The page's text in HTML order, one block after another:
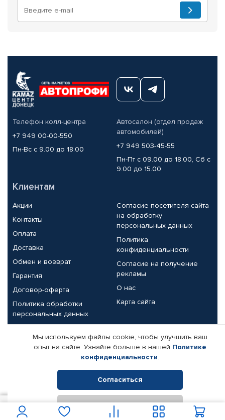
Телефон колл-центра
+7 949 00-00-550
Пн-Вс с 9.00 до 18.00
Автосалон (отдел продаж
автомобилей)
+7 949 503-45-55
Пн-Пт с 09.00 до 18.00, Сб с
9.00 до 15.00
Клиентам
Акции
Контакты
Оплата
Доставка
Обмен и возврат
Гарантия
Договор-оферта
Политика обработки
персональных данных
Согласие посетителя сайта
на обработку
персональных данных
Политика
конфиденциальности
Согласие на получение
рекламы
О нас
Карта сайта
Партнерам
Корпоративным клиентам
Поставщикам
Реквизиты компании
© КАМАЗ ЦЕНТР ДОНЕЦК, 2015-2026. Все права защищены.
Интернет-магазин автомобильных товаров Автопрофи.
Мы используем файлы cookie, чтобы улучшить ваш
опыт на сайте. Узнайте больше в нашей Политике
конфиденциальности.
Согласиться
Отклонить
В корзину